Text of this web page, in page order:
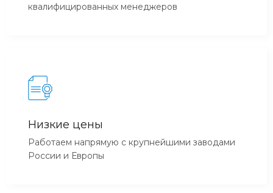
квалифицированных менеджеров
Низкие цены
Работаем напрямую с крупнейшими заводами
России и Европы